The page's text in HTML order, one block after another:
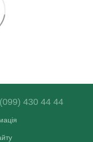
430 44 44